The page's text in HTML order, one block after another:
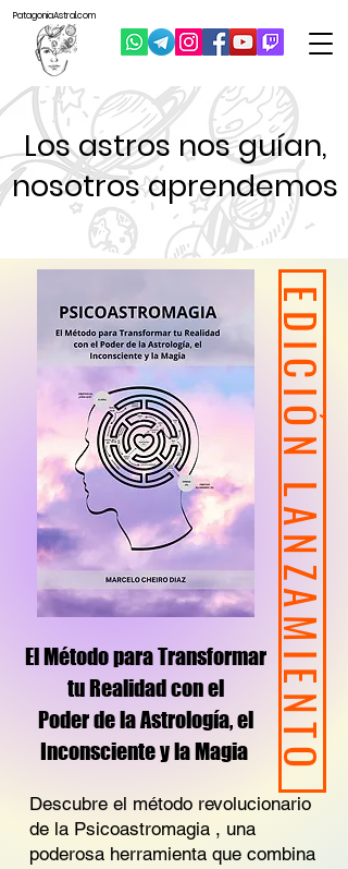
PatagoniaAstral.com
Los astros nos guían,
nosotros aprendemos
EDICIÓN LANZAMIENTO
El Método para Transformar
tu Realidad con el
Poder de la Astrología, el
Inconsciente y la Magia
Descubre el método revolucionario
de la Psicoastromagia , una
poderosa herramienta que combina